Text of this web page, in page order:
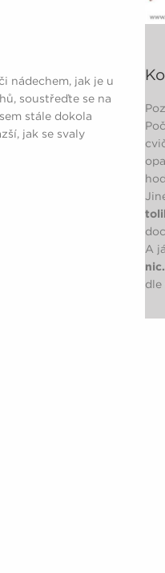
nádechem, jak je u
soustřeďte se na
stále dokola
jak se svaly
A
nic.
dle